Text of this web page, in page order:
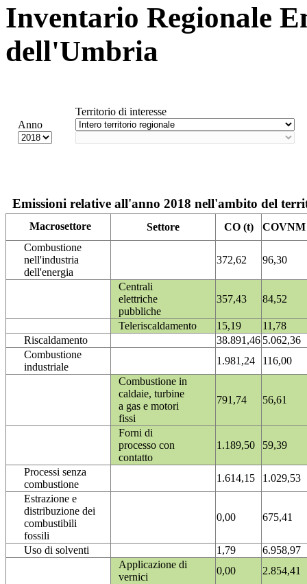
Inventario Regionale
dell'Umbria
Anno
Territorio di interesse
Emissioni relative all'anno 2018 nell'ambito del
Macrosettore Settore CO (t)
COVNM
Combustione
nell'industria
dell'energia
372,62 96,30
Centrali
elettriche
pubbliche
357,43 84,52
Teleriscaldamento 15,19
11,78
Riscaldamento
38.891,46 5.062,36
Combustione
industriale
1.981,24
116,00
Combustione in
caldaie, turbine
a gas e motori
fissi
791,74 56,61
Forni di
processo con
contatto
1.189,50 59,39
Processi senza
combustione
1.614,15
1.029,53
Estrazione e
distribuzione dei
combustibili
fossili
0,00 675,41
Uso di solventi 1,79
6.958,97
Applicazione di
vernici
0,00
2.854,41